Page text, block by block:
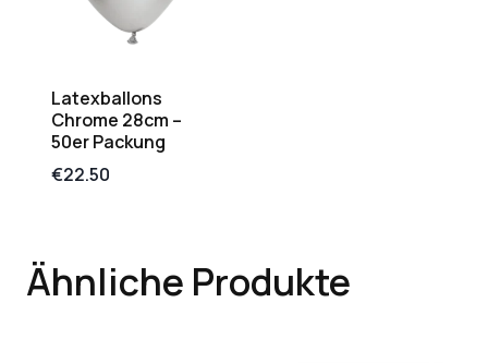
Latexballons
Chrome 28cm –
50er Packung
€22.50
Ähnliche Produkte